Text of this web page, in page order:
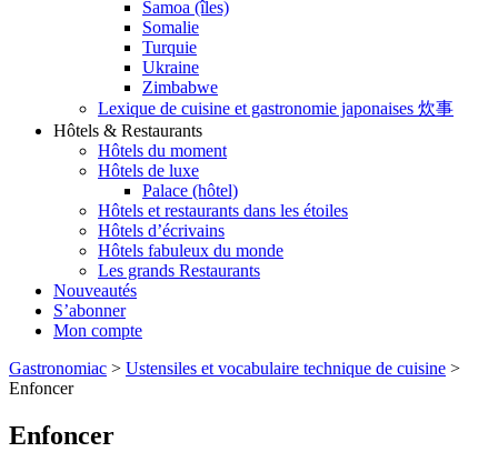
Samoa (îles)
Somalie
Turquie
Ukraine
Zimbabwe
Lexique de cuisine et gastronomie japonaises 炊事
Hôtels & Restaurants
Hôtels du moment
Hôtels de luxe
Palace (hôtel)
Hôtels et restaurants dans les étoiles
Hôtels d’écrivains
Hôtels fabuleux du monde
Les grands Restaurants
Nouveautés
S’abonner
Mon compte
Gastronomiac > Ustensiles et vocabulaire technique de cuisine >
Enfoncer
Enfoncer